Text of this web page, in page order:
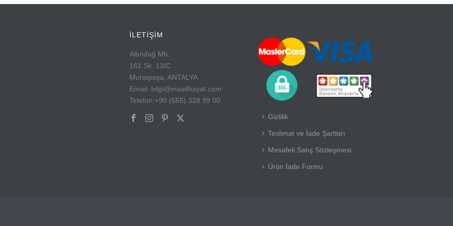
İLETİŞİM
Altındağ Mh.
161 Sk. 13/C
Muratpaşa, ANTALYA
Email: bilgi@masifhayat.com
Telefon:+90 (555) 328 99 00
Gizlilik
Teslimat ve İade Şartları
Mesafeli Satış Sözleşmesi
Ürün İade Formu